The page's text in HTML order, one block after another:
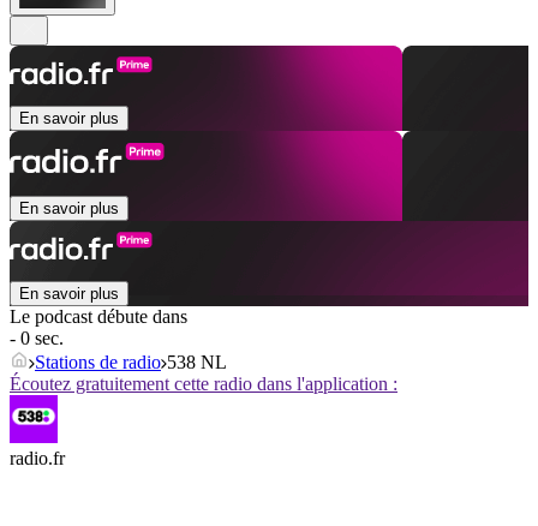
En savoir plus
En savoir plus
En savoir plus
Le podcast débute dans
- 0 sec.
Stations de radio 538 NL
Écoutez gratuitement cette radio dans l'application :
radio.fr